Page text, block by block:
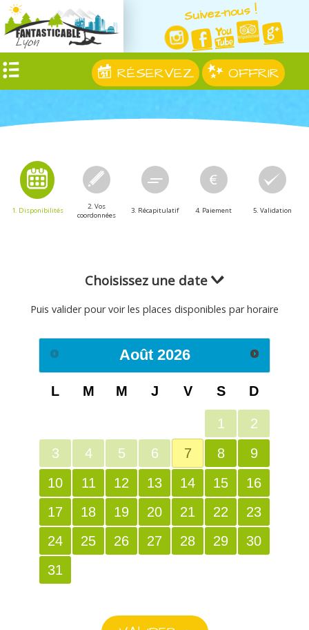
Suivez-nous !
RÉSERVEZ OFFRIR
1. Disponibilités
2. Vos
coordonnées
3. Récapitulatif 4. Paiement 5. Validation
Choisissez une date
Puis valider pour voir les places disponibles par horaire
Août 2026
L M M J V S D
1
2
3
4 5 6 7 8
9
10
11 12 13 14 15
16
17
18 19 20 21 22
23
24
25 26 27 28 29
30
31